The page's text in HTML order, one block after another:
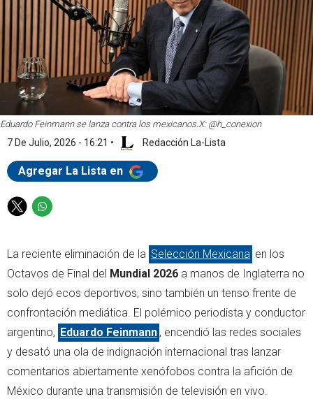
Eduardo Feinmann se lanza contra los mexicanos.X: @h_conexion
7 De Julio, 2026 - 16:21 • Redacción La-Lista
Agregar La Lista en
T
t
t
e
r
W
t
s
a
p
p
La reciente eliminación de la Selección Mexicana en los
Octavos de Final del Mundial 2026 a manos de Inglaterra no
solo dejó ecos deportivos, sino también un tenso frente de
confrontación mediática. El polémico periodista y conductor
argentino, Eduardo Feinmann , encendió las redes sociales
y desató una ola de indignación internacional tras lanzar
comentarios abiertamente xenófobos contra la afición de
México durante una transmisión de televisión en vivo.